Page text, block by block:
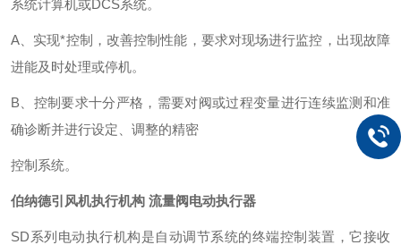
系统计算机或 DCS系统。
A 、实现*控制，改善控制性能，要求对现场进行监控，出现故障
进能及时处理或停机。
B 、控制要求十分严格，需要对阀或过程变量进行连续监测和准
确诊断并进行设定、调整的精密
控制系统。
伯纳德引风机执行机构 流量阀电动执行器
SD系列电动执行机构是自动调节系统的终端控制装置，它接收